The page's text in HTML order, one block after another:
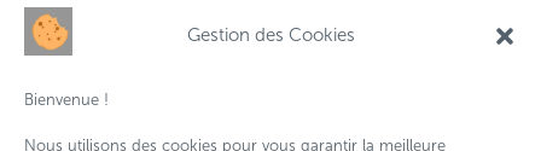
Gestion des Cookies
Bienvenue !
Nous utilisons des cookies pour vous garantir la meilleure
Conditions générales de vente